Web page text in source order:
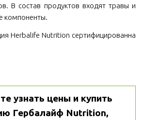
В состав продуктов входят травы и
компоненты.
Herbalife Nutrition сертифицированна
узнать цены и купить
Гербалайф Nutrition,